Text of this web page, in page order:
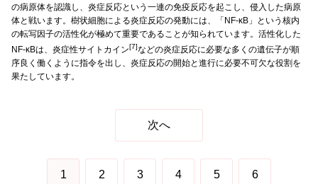
の病原体を認識し、炎症反応という一連の免疫反応を起こし、侵入した病原
体と戦います。樹状細胞による炎症反応の発動には、「NF-κB」という核内
の転写因子の活性化が極めて重要であることが知られています。活性化した
NF-κBは、炎症性サイトカイン[7]などの炎症反応に必要な多くの遺伝子が順
序良く働くように指令を出し、炎症反応の開始と進行に必要不可欠な役割を
果たしています。
次へ
1 2 3 4 5 6